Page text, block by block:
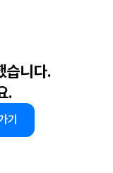
습니다.
.
기